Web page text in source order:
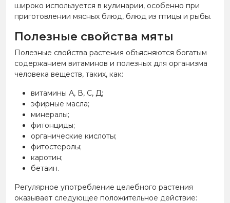
широко используется в кулинарии, особенно при
приготовлении мясных блюд, блюд из птицы и рыбы.
Полезные свойства мяты
Полезные свойства растения объясняются богатым
содержанием витаминов и полезных для организма
человека веществ, таких, как:
витамины А, В, С, Д;
эфирные масла;
минералы;
фитонциды;
органические кислоты;
фитостеролы;
каротин;
бетаин.
Регулярное употребление целебного растения
оказывает следующее положительное действие: